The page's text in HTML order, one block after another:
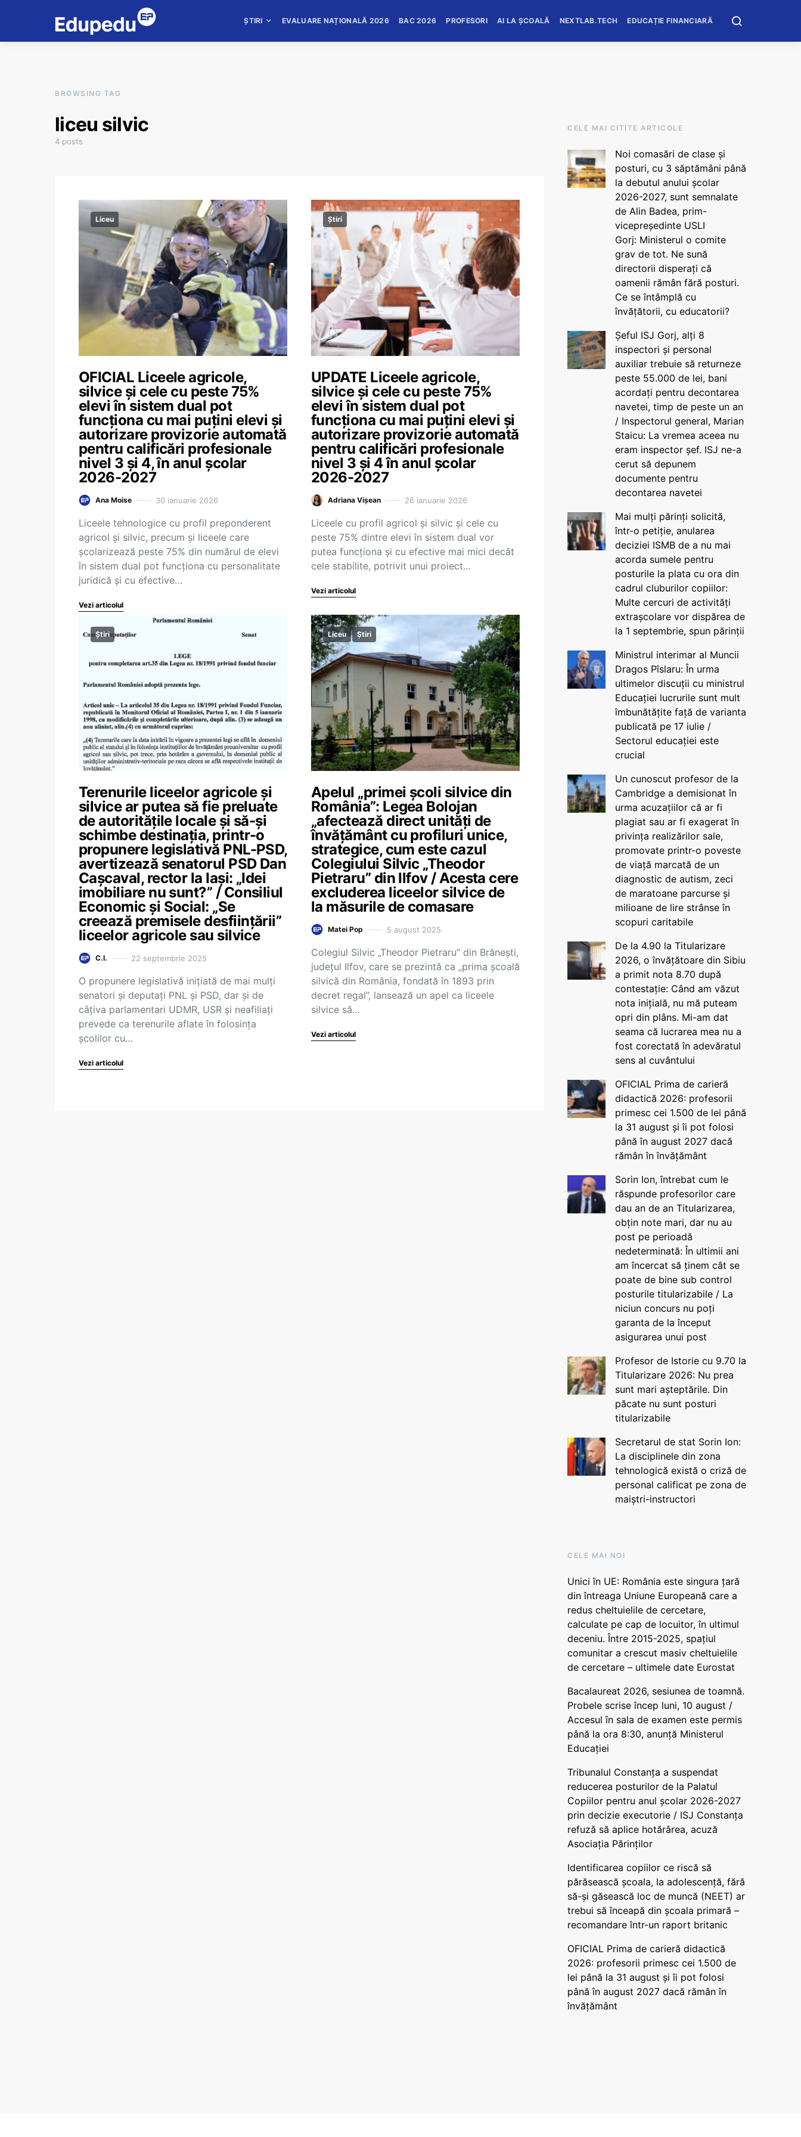
ȘTIRI EVALUARE NAȚIONALĂ 2026 BAC 2026 PROFESORI AI LA ȘCOALĂ NEXTLAB.TECH EDUCAȚIE FINANCIARĂ
BROWSING TAG
liceu silvic
4 posts
Liceu
OFICIAL Liceele agricole,
silvice și cele cu peste 75%
elevi în sistem dual pot
funcționa cu mai puțini elevi și
autorizare provizorie automată
pentru calificări profesionale
nivel 3 și 4, în anul școlar
2026-2027
Ana Moise 30 ianuarie 2026
Liceele tehnologice cu profil preponderent
agricol și silvic, precum și liceele care
școlarizează peste 75% din numărul de elevi
în sistem dual pot funcționa cu personalitate
juridică și cu efective…
Vezi articolul
Știri
UPDATE Liceele agricole,
silvice și cele cu peste 75%
elevi în sistem dual pot
funcționa cu mai puțini elevi și
autorizare provizorie automată
pentru calificări profesionale
nivel 3 și 4 în anul școlar
2026-2027
Adriana Vișean 26 ianuarie 2026
Liceele cu profil agricol și silvic și cele cu
peste 75% dintre elevi în sistem dual vor
putea funcționa și cu efective mai mici decât
cele stabilite, potrivit unui proiect…
Vezi articolul
Știri
Terenurile liceelor agricole și
silvice ar putea să fie preluate
de autoritățile locale și să-și
schimbe destinația, printr-o
propunere legislativă PNL-PSD,
avertizează senatorul PSD Dan
Cașcaval, rector la Iași: „Idei
imobiliare nu sunt?” / Consiliul
Economic și Social: „Se
creează premisele desființării”
liceelor agricole sau silvice
C.I. 22 septembrie 2025
O propunere legislativă inițiată de mai mulți
senatori și deputați PNL și PSD, dar și de
câțiva parlamentari UDMR, USR și neafiliați
prevede ca terenurile aflate în folosința
școlilor cu…
Vezi articolul
Liceu Știri
Apelul „primei școli silvice din
România”: Legea Bolojan
„afectează direct unități de
învățământ cu profiluri unice,
strategice, cum este cazul
Colegiului Silvic „Theodor
Pietraru” din Ilfov / Acesta cere
excluderea liceelor silvice de
la măsurile de comasare
Matei Pop 5 august 2025
Colegiul Silvic „Theodor Pietraru” din Brănești,
județul Ilfov, care se prezintă ca „prima școală
silvică din România, fondată în 1893 prin
decret regal”, lansează un apel ca liceele
silvice să…
Vezi articolul
CELE MAI CITITE ARTICOLE
Noi comasări de clase și
posturi, cu 3 săptămâni până
la debutul anului școlar
2026-2027, sunt semnalate
de Alin Badea, prim-
vicepreședinte USLI
Gorj: Ministerul o comite
grav de tot. Ne sună
directorii disperați că
oamenii rămân fără posturi.
Ce se întâmplă cu
învățătorii, cu educatorii?
Șeful ISJ Gorj, alți 8
inspectori și personal
auxiliar trebuie să returneze
peste 55.000 de lei, bani
acordați pentru decontarea
navetei, timp de peste un an
/ Inspectorul general, Marian
Staicu: La vremea aceea nu
eram inspector șef. ISJ ne-a
cerut să depunem
documente pentru
decontarea navetei
Mai mulți părinți solicită,
într-o petiție, anularea
deciziei ISMB de a nu mai
acorda sumele pentru
posturile la plata cu ora din
cadrul cluburilor copiilor:
Multe cercuri de activități
extrașcolare vor dispărea de
la 1 septembrie, spun părinții
Ministrul interimar al Muncii
Dragos Pîslaru: În urma
ultimelor discuții cu ministrul
Educației lucrurile sunt mult
îmbunătățite față de varianta
publicată pe 17 iulie /
Sectorul educației este
crucial
Un cunoscut profesor de la
Cambridge a demisionat în
urma acuzațiilor că ar fi
plagiat sau ar fi exagerat în
privința realizărilor sale,
promovate printr-o poveste
de viață marcată de un
diagnostic de autism, zeci
de maratoane parcurse și
milioane de lire strânse în
scopuri caritabile
De la 4.90 la Titularizare
2026, o învățătoare din Sibiu
a primit nota 8.70 după
contestație: Când am văzut
nota inițială, nu mă puteam
opri din plâns. Mi-am dat
seama că lucrarea mea nu a
fost corectată în adevăratul
sens al cuvântului
OFICIAL Prima de carieră
didactică 2026: profesorii
primesc cei 1.500 de lei până
la 31 august și îi pot folosi
până în august 2027 dacă
rămân în învățământ
Sorin Ion, întrebat cum le
răspunde profesorilor care
dau an de an Titularizarea,
obțin note mari, dar nu au
post pe perioadă
nedeterminată: În ultimii ani
am încercat să ținem cât se
poate de bine sub control
posturile titularizabile / La
niciun concurs nu poți
garanta de la început
asigurarea unui post
Profesor de Istorie cu 9.70 la
Titularizare 2026: Nu prea
sunt mari așteptările. Din
păcate nu sunt posturi
titularizabile
Secretarul de stat Sorin Ion:
La disciplinele din zona
tehnologică există o criză de
personal calificat pe zona de
maiștri-instructori
CELE MAI NOI
Unici în UE: România este singura țară
din întreaga Uniune Europeană care a
redus cheltuielile de cercetare,
calculate pe cap de locuitor, în ultimul
deceniu. Între 2015-2025, spațiul
comunitar a crescut masiv cheltuielile
de cercetare – ultimele date Eurostat
Bacalaureat 2026, sesiunea de toamnă.
Probele scrise încep luni, 10 august /
Accesul în sala de examen este permis
până la ora 8:30, anunță Ministerul
Educației
Tribunalul Constanța a suspendat
reducerea posturilor de la Palatul
Copiilor pentru anul școlar 2026-2027
prin decizie executorie / ISJ Constanța
refuză să aplice hotărârea, acuză
Asociația Părinților
Identificarea copiilor ce riscă să
părăsească școala, la adolescență, fără
să-și găsească loc de muncă (NEET) ar
trebui să înceapă din școala primară –
recomandare într-un raport britanic
OFICIAL Prima de carieră didactică
2026: profesorii primesc cei 1.500 de
lei până la 31 august și îi pot folosi
până în august 2027 dacă rămân în
învățământ